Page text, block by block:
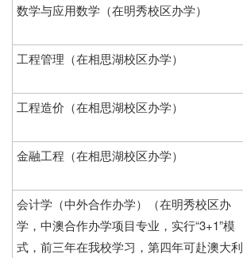
数学与应用数学（在明秀校区办学）
工程管理（在相思湖校区办学）
工程造价（在相思湖校区办学）
金融工程（在相思湖校区办学）
会计学（中外合作办学）（在明秀校区办
学，中澳合作办学项目专业，实行“3+1”模
式，前三年在我校学习，第四年可赴澳大利